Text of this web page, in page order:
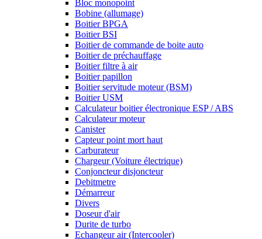
Bloc monopoint
Bobine (allumage)
Boitier BPGA
Boitier BSI
Boitier de commande de boite auto
Boitier de préchauffage
Boitier filtre à air
Boitier papillon
Boitier servitude moteur (BSM)
Boitier USM
Calculateur boitier électronique ESP / ABS
Calculateur moteur
Canister
Capteur point mort haut
Carburateur
Chargeur (Voiture électrique)
Conjoncteur disjoncteur
Debitmetre
Démarreur
Divers
Doseur d'air
Durite de turbo
Echangeur air (Intercooler)